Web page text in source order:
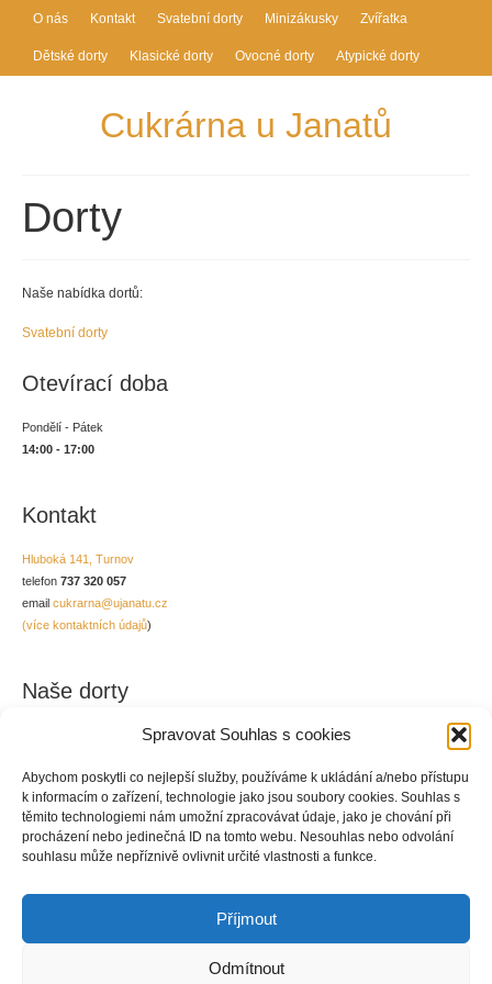
Spravovat Souhlas s cookies
Abychom poskytli co nejlepší služby, používáme k ukládání a/nebo přístupu
k informacím o zařízení, technologie jako jsou soubory cookies. Souhlas s
těmito technologiemi nám umožní zpracovávat údaje, jako je chování při
procházení nebo jedinečná ID na tomto webu. Nesouhlas nebo odvolání
souhlasu může nepříznivě ovlivnit určité vlastnosti a funkce.
Příjmout
Odmítnout
O nás Kontakt Svatební dorty Minizákusky Zvířatka
Dětské dorty Klasické dorty Ovocné dorty Atypické dorty
Cukrárna u Janatů
Dorty
Naše nabídka dortů:
Svatební dorty
Otevírací doba
Pondělí - Pátek
14:00 - 17:00
Kontakt
Hluboká 141, Turnov
telefon 737 320 057
email cukrarna@ujanatu.cz
(více kontaktních údajů)
Naše dorty